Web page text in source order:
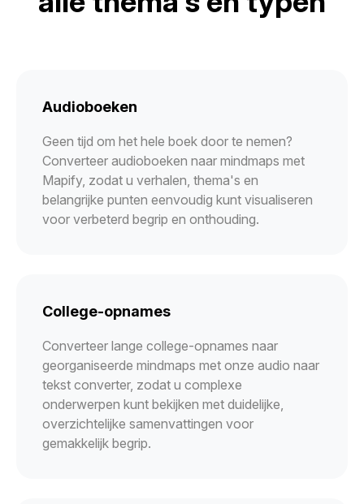
Audioboeken
Geen tijd om het hele boek door te nemen?
Converteer audioboeken naar mindmaps met
Mapify, zodat u verhalen, thema's en
belangrijke punten eenvoudig kunt visualiseren
voor verbeterd begrip en onthouding.
College-opnames
Converteer lange college-opnames naar
georganiseerde mindmaps met onze audio naar
tekst converter, zodat u complexe
onderwerpen kunt bekijken met duidelijke,
overzichtelijke samenvattingen voor
gemakkelijk begrip.